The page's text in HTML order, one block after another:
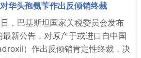
华头孢氨苄作出反倾销终裁
，巴基斯坦国家关税委员会发布
新公告，对原产于或进口自中国
）作出反倾销肯定性终裁，决